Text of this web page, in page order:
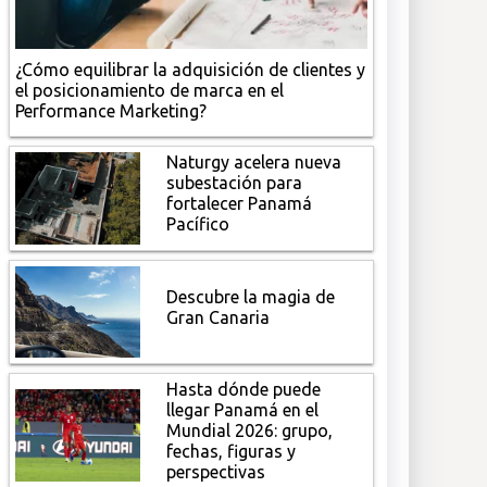
¿Cómo equilibrar la adquisición de clientes y
el posicionamiento de marca en el
Performance Marketing?
Naturgy acelera nueva
subestación para
fortalecer Panamá
Pacífico
Descubre la magia de
Gran Canaria
Hasta dónde puede
llegar Panamá en el
Mundial 2026: grupo,
fechas, figuras y
perspectivas